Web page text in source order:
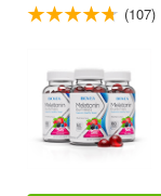
(107)